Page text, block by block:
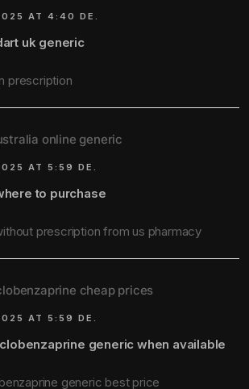
AT 4:40 DE.
uk generic
prescription
online generic
AT 5:59 DE.
to purchase
prescription from us pharmacy
cheap prices
AT 5:59 DE.
generic when available
generic best price